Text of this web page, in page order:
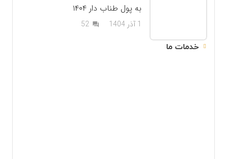
به پول طناب دار ۱۴۰۴
1 آذر 1404 question_answer
52دیدگاه
خدمات ما